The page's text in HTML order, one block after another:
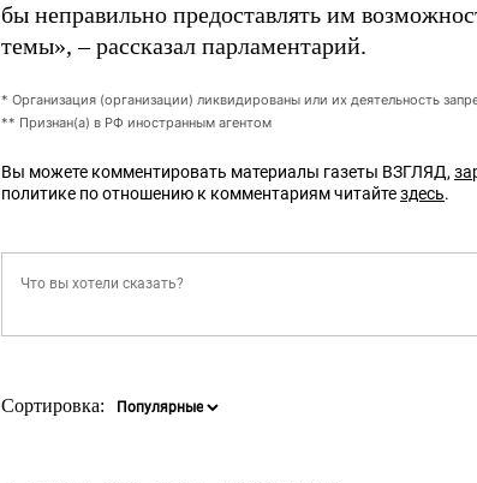
бы неправильно предоставлять им
темы», – рассказал парламентарий.
* Организация (организации) ликвидированы или их деятельность
** Признан(а) в РФ иностранным агентом
Вы можете комментировать материалы газеты ВЗГЛЯД,
политике по отношению к комментариям читайтездесь.
Сортировка: